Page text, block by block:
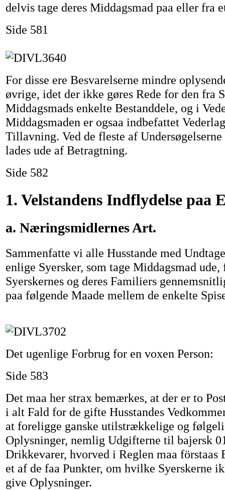
delvis tage deres Middagsmad paa eller fra
Side 581
For disse ere Besvarelserne mindre
øvrige, idet der ikke gøres Rede for den fra
Middagsmads enkelte Bestanddele, og i
Middagsmaden er ogsaa indbefattet
Tillavning. Ved de fleste af
lades ude af Betragtning.
Side 582
1. Velstandens Indflydelse paa
a. Næringsmidlernes Art.
Sammenfatte vi alle Husstande med
enlige Syersker, som tage Middagsmad ude,
Syerskernes og deres Familiers
paa følgende Maade mellem de enkelte
Det ugenlige Forbrug for en voxen Person:
Side 583
Det maa her strax bemærkes, at der er to
i alt Fald for de gifte Husstandes
at foreligge ganske utilstrækkelige og
Oplysninger, nemlig Udgifterne til bajersk
Drikkevarer, hvorved i Reglen maa förstaas
et af de faa Punkter, om hvilke Syerskerne
give Oplysninger.